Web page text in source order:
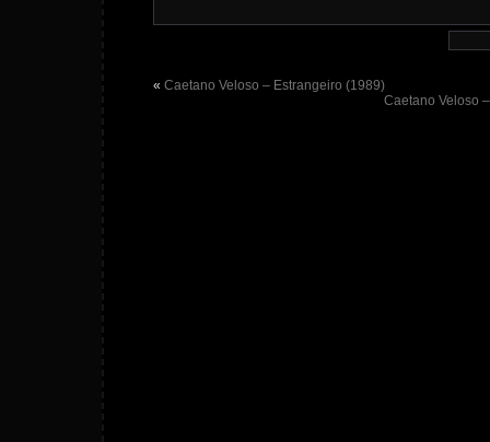
« Caetano Veloso – Estrangeiro (1989)
Caetano Veloso